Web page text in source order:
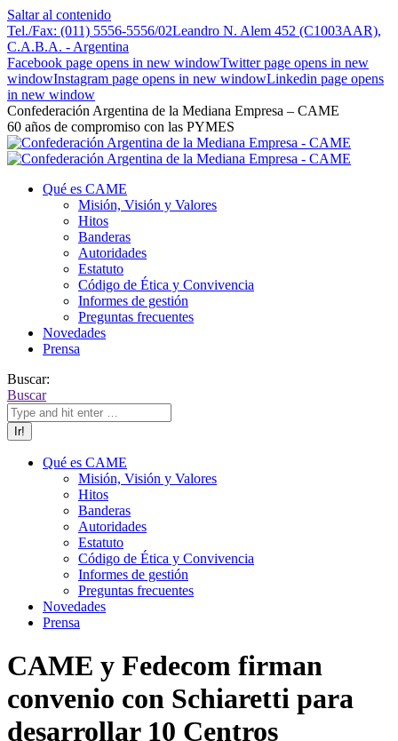
Saltar al contenido
Tel./Fax: (011) 5556-5556/02Leandro N. Alem 452 (C1003AAR),
C.A.B.A. - Argentina
Facebook page opens in new windowTwitter page opens in new
windowInstagram page opens in new windowLinkedin page opens
in new window
Confederación Argentina de la Mediana Empresa – CAME
60 años de compromiso con las PYMES
Qué es CAME
Misión, Visión y Valores
Hitos
Banderas
Autoridades
Estatuto
Código de Ética y Convivencia
Informes de gestión
Preguntas frecuentes
Novedades
Prensa
Buscar:
Buscar
Qué es CAME
Misión, Visión y Valores
Hitos
Banderas
Autoridades
Estatuto
Código de Ética y Convivencia
Informes de gestión
Preguntas frecuentes
Novedades
Prensa
CAME y Fedecom firman
convenio con Schiaretti para
desarrollar 10 Centros